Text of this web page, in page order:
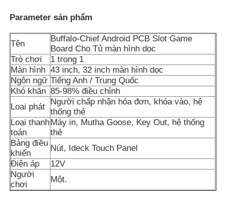
Nhà
Sản phẩm
Video
Về chúng tôi
Tham quan nhà máy
Parameter sản phẩm
Tên
Buffalo-Chief Android PCB Slot Game
Board Cho Tủ màn hình dọc
Trò chơi
1 trong 1
Màn hình 43 inch, 32 inch màn hình dọc
Ngôn ngữ Tiếng Anh / Trung Quốc
Khó khăn 85-98% điều chỉnh
Loại phát
Người chấp nhận hóa đơn, khóa vào, hệ
thống thẻ
Loại thanh
toán
Máy in, Mutha Goose, Key Out, hệ thống
thẻ
Bảng điều
khiển
Nút, Ideck Touch Panel
Điện áp
12V
Người
chơi
Một.